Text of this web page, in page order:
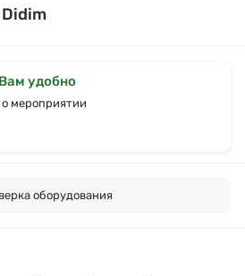
Вам удобно
мероприятии
оборудования